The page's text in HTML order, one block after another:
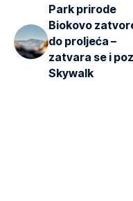
Park prirode
Biokovo
do proljeća –
zatvara se i
Skywalk